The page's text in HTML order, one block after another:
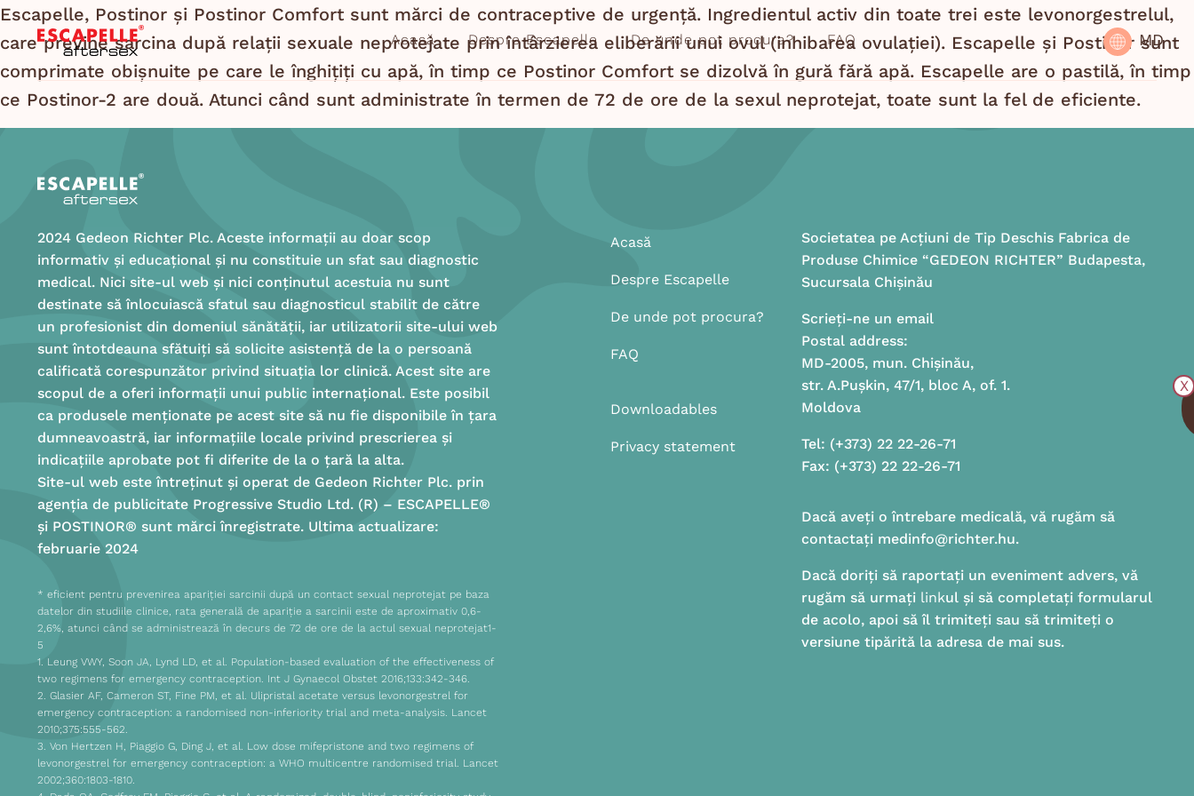
Acasă Despre Escapelle De unde pot procura? FAQ MD
X
Escapelle, Postinor și Postinor Comfort sunt mărci de contraceptive de urgență. Ingredientul activ din toate trei este levonorgestrelul,
care previne sarcina după relații sexuale neprotejate prin întârzierea eliberării unui ovul (inhibarea ovulației). Escapelle și Postinor sunt
comprimate obișnuite pe care le înghițiți cu apă, în timp ce Postinor Comfort se dizolvă în gură fără apă. Escapelle are o pastilă, în timp
ce Postinor-2 are două. Atunci când sunt administrate în termen de 72 de ore de la sexul neprotejat, toate sunt la fel de eficiente.
2024 Gedeon Richter Plc. Aceste informații au doar scop
informativ și educațional și nu constituie un sfat sau diagnostic
medical. Nici site-ul web și nici conținutul acestuia nu sunt
destinate să înlocuiască sfatul sau diagnosticul stabilit de către
un profesionist din domeniul sănătății, iar utilizatorii site-ului web
sunt întotdeauna sfătuiți să solicite asistență de la o persoană
calificată corespunzător privind situația lor clinică. Acest site are
scopul de a oferi informații unui public internațional. Este posibil
ca produsele menționate pe acest site să nu fie disponibile în țara
dumneavoastră, iar informațiile locale privind prescrierea și
indicațiile aprobate pot fi diferite de la o țară la alta.
Site-ul web este întreținut și operat de Gedeon Richter Plc. prin
agenția de publicitate Progressive Studio Ltd. (R) – ESCAPELLE®
și POSTINOR® sunt mărci înregistrate. Ultima actualizare:
februarie 2024
* eficient pentru prevenirea apariției sarcinii după un contact sexual neprotejat pe baza
datelor din studiile clinice, rata generală de apariție a sarcinii este de aproximativ 0,6-
2,6%, atunci când se administrează în decurs de 72 de ore de la actul sexual neprotejat1-
5
1. Leung VWY, Soon JA, Lynd LD, et al. Population-based evaluation of the effectiveness of
two regimens for emergency contraception. Int J Gynaecol Obstet 2016;133:342-346.
2. Glasier AF, Cameron ST, Fine PM, et al. Ulipristal acetate versus levonorgestrel for
emergency contraception: a randomised non-inferiority trial and meta-analysis. Lancet
2010;375:555-562.
3. Von Hertzen H, Piaggio G, Ding J, et al. Low dose mifepristone and two regimens of
levonorgestrel for emergency contraception: a WHO multicentre randomised trial. Lancet
2002;360:1803-1810.
Acasă
Despre Escapelle
De unde pot procura?
FAQ
Downloadables
Privacy statement
Societatea pe Acțiuni de Tip Deschis Fabrica de
Produse Chimice “GEDEON RICHTER” Budapesta,
Sucursala Chișinău
Scrieți-ne un email
Postal address:
MD-2005, mun. Chișinău,
str. A.Pușkin, 47/1, bloc A, of. 1.
Moldova
Tel: (+373) 22 22-26-71
Fax: (+373) 22 22-26-71
Dacă aveți o întrebare medicală, vă rugăm să
contactați medinfo@richter.hu.
Dacă doriți să raportați un eveniment advers, vă
rugăm să urmați linkul și să completați formularul
de acolo, apoi să îl trimiteți sau să trimiteți o
versiune tipărită la adresa de mai sus.